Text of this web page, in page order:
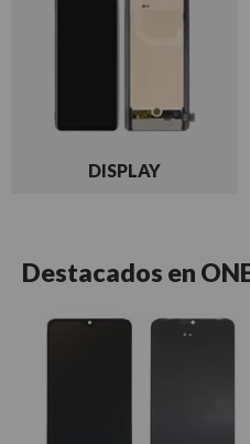
DISPLAY
Destacados en